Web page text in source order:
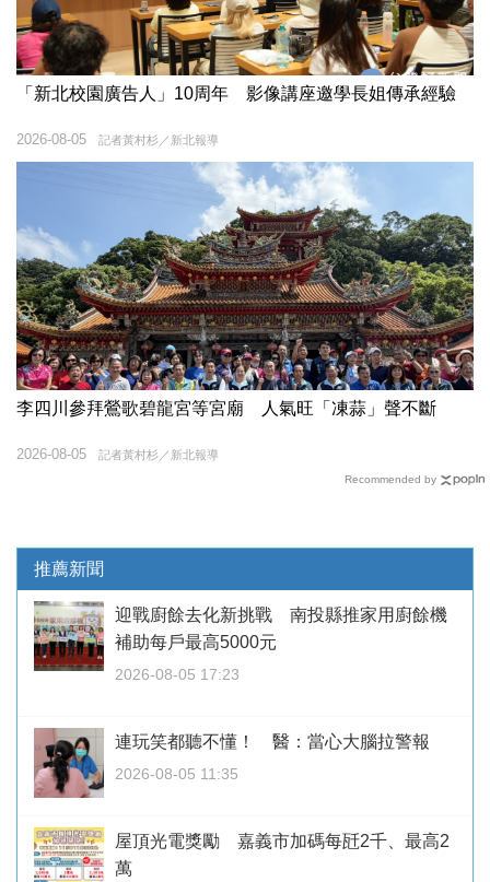
「新北校園廣告人」10周年 影像講座邀學長姐傳承經驗
記者黃村杉／新北報導
2026-08-05
李四川參拜鶯歌碧龍宮等宮廟 人氣旺「凍蒜」聲不斷
記者黃村杉／新北報導
2026-08-05
Recommended by
推薦新聞
迎戰廚餘去化新挑戰 南投縣推家用廚餘機
補助每戶最高5000元
2026-08-05 17:23
連玩笑都聽不懂！ 醫：當心大腦拉警報
2026-08-05 11:35
屋頂光電獎勵 嘉義市加碼每瓩2千、最高2
萬